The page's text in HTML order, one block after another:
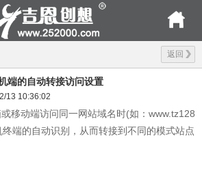
返回
端的自动转接访问设置
13 10:36:02
移动端访问同一网站域名时(如： www.tz128
端的自动识别，从而转接到不同的模式站点